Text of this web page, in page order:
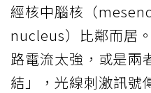
經核中腦核（
nucleus）比鄰而居
路電流太強，或是兩
結」，光線刺激訊號